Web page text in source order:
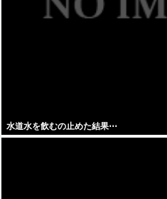
水道水を飲むの止めた結果⋯